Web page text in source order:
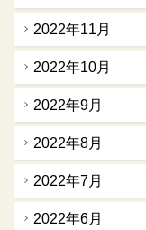
2022年11月
2022年10月
2022年9月
2022年8月
2022年7月
2022年6月